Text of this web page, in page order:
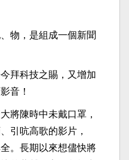
物，是組成一個新聞
拜科技之賜，又增加
音！
將陳時中未戴口罩，
引吭高歌的影片，
。長期以來想儘快將